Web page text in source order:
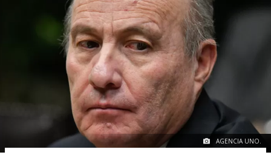
AGENCIA UNO.